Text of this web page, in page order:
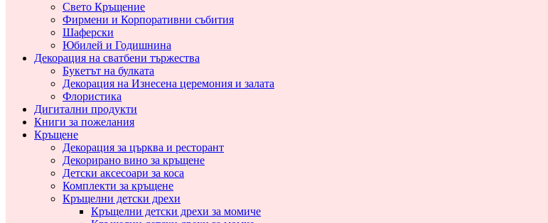
Свето Кръщение
Фирмени и Корпоративни събития
Шаферски
Юбилей и Годишнина
Декорация на сватбени тържества
Букетът на булката
Декорация на Изнесена церемония и залата
Флористика
Дигитални продукти
Книги за пожелания
Кръщене
Декорация за църква и ресторант
Декорирано вино за кръщене
Детски аксесоари за коса
Комплекти за кръщене
Кръщелни детски дрехи
Кръщелни детски дрехи за момиче